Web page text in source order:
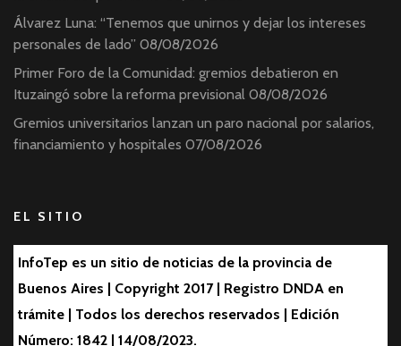
Álvarez Luna: “Tenemos que unirnos y dejar los intereses
personales de lado” 08/08/2026
Primer Foro de la Comunidad: gremios debatieron en
Ituzaingó sobre la reforma previsional 08/08/2026
Gremios universitarios lanzan un paro nacional por salarios,
financiamiento y hospitales 07/08/2026
EL SITIO
InfoTep es un sitio de noticias de la provincia de
Buenos Aires | Copyright 2017 | Registro DNDA en
trámite | Todos los derechos reservados | Edición
Número: 1842 | 14/08/2023.